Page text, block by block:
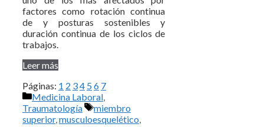
factores como rotación continua
de y posturas sostenibles y
duración continua de los ciclos de
trabajos.
Leer más
Páginas: 1 2 34 56 7
Categorías
Medicina Laboral
Traumatología
Etiquetas
miembro
superior, musculoesquelético